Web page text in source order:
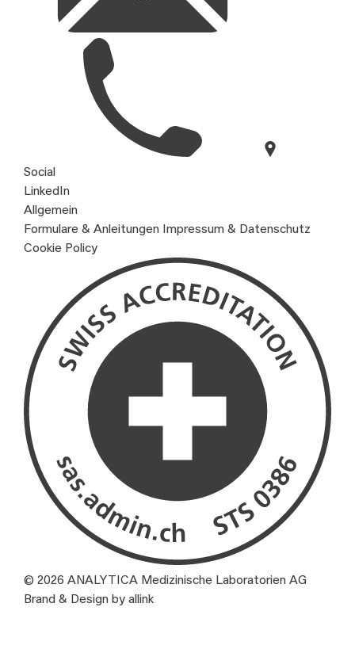
Social
LinkedIn
Allgemein
Formulare & Anleitungen Impressum & Datenschutz
Cookie Policy
© 2026 ANALYTICA Medizinische Laboratorien AG
Brand & Design by allink